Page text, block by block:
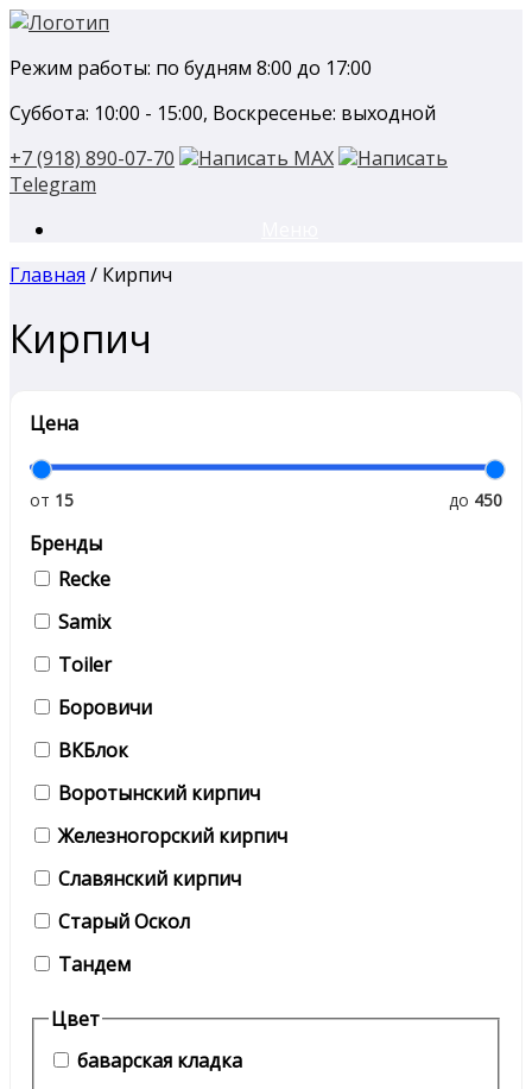
Перейти
содержанию
Режим работы: по будням 8:00 до 17:00
Суббота: 10:00 - 15:00, Воскресенье: выходной
+7 (918) 890-07-70
Написать MAX
Написать
Telegram
Главная / Кирпич
Кирпич
Цена
от 15 до 450
Бренды
Recke
Samix
Toiler
Боровичи
ВКБлок
Воротынский кирпич
Железногорский кирпич
Славянский кирпич
Старый Оскол
Тандем
Цвет
баварская кладка